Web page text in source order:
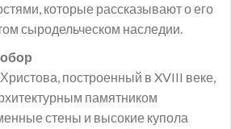
которые рассказывают о его
сыродельческом наследии.
построенный в XVIII веке,
памятником
стены и высокие купола